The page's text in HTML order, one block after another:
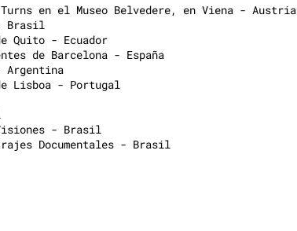
en el Museo Belvedere, en Viena - Austria
Brasil
Quito - Ecuador
de Barcelona - España
Argentina
Lisboa - Portugal
- Brasil
Documentales - Brasil